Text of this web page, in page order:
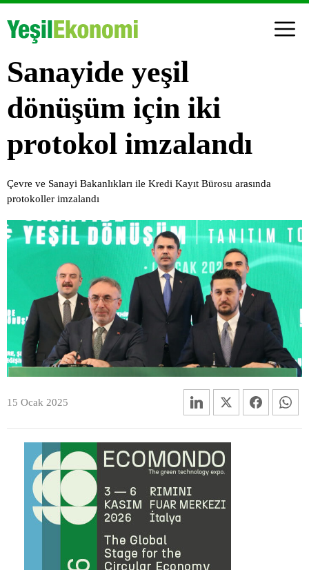
Sanayide yeşil
dönüşüm için iki
protokol imzalandı
Çevre ve Sanayi Bakanlıkları ile Kredi Kayıt Bürosu arasında
protokoller imzalandı
15 Ocak 2025